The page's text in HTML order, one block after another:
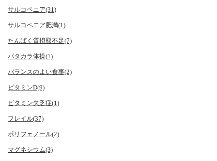
サルコペニア(31)
サルコペニア肥満(1)
たんぱく質摂取不足(7)
パタカラ体操(1)
バランスのよい食事(2)
ビタミンD(9)
ビタミン欠乏症(1)
フレイル(37)
ポリフェノール(2)
マグネシウム(3)